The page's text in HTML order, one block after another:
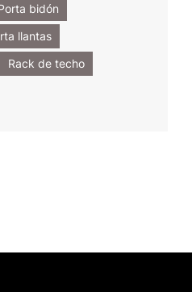
bidón
llantas
Rack de techo